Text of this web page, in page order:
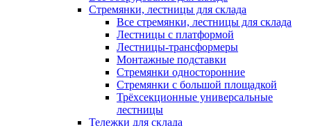
Стремянки, лестницы для склада
Все стремянки, лестницы для склада
Лестницы с платформой
Лестницы-трансформеры
Монтажные подставки
Стремянки односторонние
Стремянки с большой площадкой
Трёхсекционные универсальные
лестницы
Тележки для склада